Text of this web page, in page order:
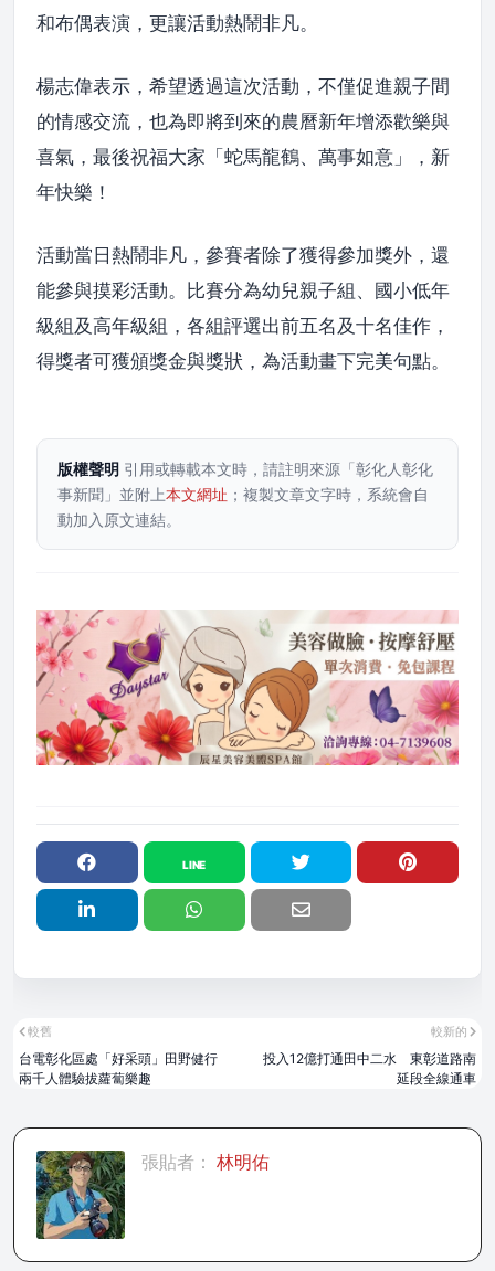
和布偶表演，更讓活動熱鬧非凡。
楊志偉表示，希望透過這次活動，不僅促進親子間
的情感交流，也為即將到來的農曆新年增添歡樂與
喜氣，最後祝福大家「蛇馬龍鶴、萬事如意」，新
年快樂！
活動當日熱鬧非凡，參賽者除了獲得參加獎外，還
能參與摸彩活動。比賽分為幼兒親子組、國小低年
級組及高年級組，各組評選出前五名及十名佳作，
得獎者可獲頒獎金與獎狀，為活動畫下完美句點。
版權聲明 引用或轉載本文時，請註明來源「彰化人彰化
事新聞」並附上本文網址 ；複製文章文字時，系統會自
動加入原文連結。
較新的
投入12億打通田中二水 東彰道路南
延段全線通車
較舊
台電彰化區處「好采頭」田野健行
兩千人體驗拔蘿蔔樂趣
張貼者： 林明佑